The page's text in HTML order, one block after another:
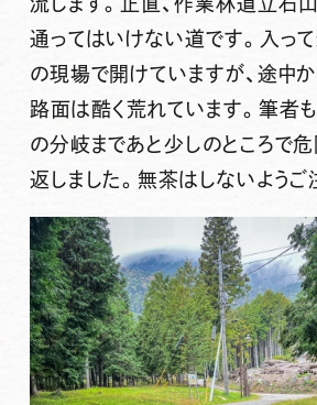
通ってはいけない道です。入っ
の現場で開けていますが、途中
路面は酷く荒れています。筆者
の分岐まであと少しのところで
返しました。無茶はしないようご